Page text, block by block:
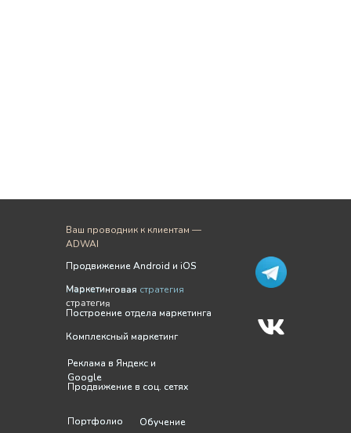
Продвижение в соц. сетях
Комплексный маркетинг
Реклама в Яндекс и
Google
Построение отдела маркетинга
Портфолио Обучение
Ваш проводник к клиентам —
ADWAI
Продвижение в соц. сетях
Комплексный маркетинг
Реклама в Яндекс и
Google
Построение отдела маркетинга
Портфолио Обучение
Продвижение Android и iOS
Маркетинговая стратегия
Продвижение Android и iOS
Маркетинговая
стратегия